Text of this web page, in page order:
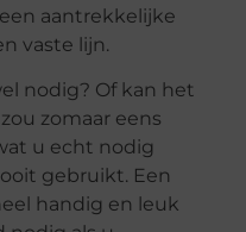
aantrekkelijke
vaste lijn.
nodig? Of kan het
zomaar eens
u echt nodig
gebruikt. Een
handig en leuk